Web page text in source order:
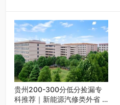
贵州200-300分低分捡漏专
科推荐｜新能源汽修类外省 5